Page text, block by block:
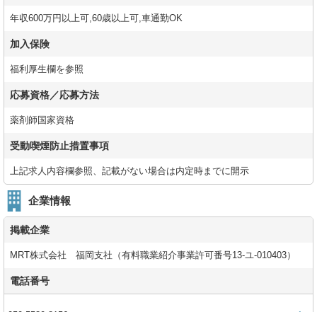
年収600万円以上可,60歳以上可,車通勤OK
加入保険
福利厚生欄を参照
応募資格／応募方法
薬剤師国家資格
受動喫煙防止措置事項
上記求人内容欄参照、記載がない場合は内定時までに開示
企業情報
掲載企業
MRT株式会社 福岡支社（有料職業紹介事業許可番号13-ユ-010403）
電話番号